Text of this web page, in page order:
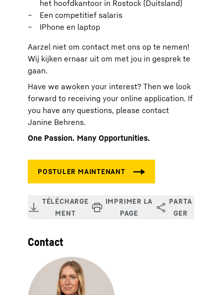
het hoofdkantoor in Rostock (Duitsland)
Een competitief salaris
IPhone en laptop
Aarzel niet om contact met ons op te nemen!
Wij kijken ernaar uit om met jou in gesprek te
gaan.
Have we awoken your interest? Then we look
forward to receiving your online application. If
you have any questions, please contact
Janine Behrens.
One Passion. Many Opportunities.
Contact